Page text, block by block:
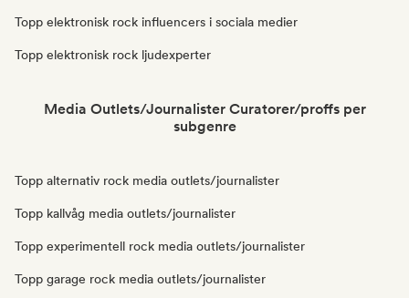
Topp elektronisk rock influencers i sociala medier
Topp elektronisk rock ljudexperter
Media Outlets/Journalister Curatorer/proffs per
subgenre
Topp alternativ rock media outlets/journalister
Topp kallvåg media outlets/journalister
Topp experimentell rock media outlets/journalister
Topp garage rock media outlets/journalister